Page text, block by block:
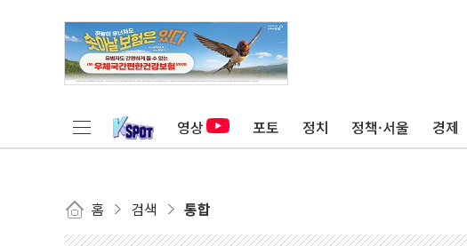
영상 포토 정치 정책·서울 경제
홈 검색 통합